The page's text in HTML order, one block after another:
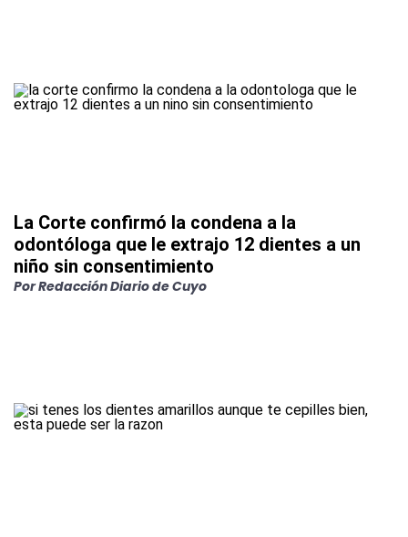
La Corte confirmó la condena a la
odontóloga que le extrajo 12 dientes a un
niño sin consentimiento
Por Redacción Diario de Cuyo